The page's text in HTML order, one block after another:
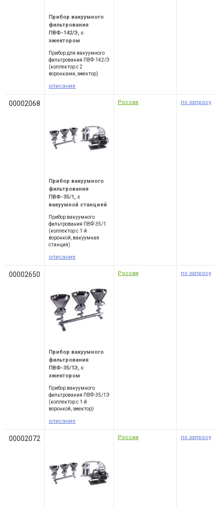
Прибор вакуумного
фильтрования
ПВФ-142/Э, с
эжектором
Прибор для вакуумного
фильтрования ПВФ-142/Э
(коллектор с 2
воронками, эжектор)
описание
00002068
Прибор вакуумного
фильтрования
ПВФ-35/1, с
вакуумной станцией
Прибор вакуумного
фильтрования ПВФ-35/1
(коллектор с 1-й
воронкой, вакуумная
станция)
описание
Россия по запросу
00002650
Прибор вакуумного
фильтрования
ПВФ-35/1Э, с
эжектором
Прибор вакуумного
фильтрования ПВФ-35/1Э
(коллектор с 1-й
воронкой, эжектор)
описание
Россия по запросу
00002072 Россия по запросу